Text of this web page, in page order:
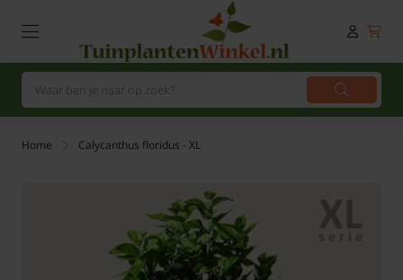
Home Calycanthus floridus - XL